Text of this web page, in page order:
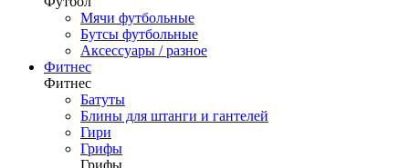
Мячи футбольные
Бутсы футбольные
Аксессуары / разное
Фитнес
Фитнес
Батуты
Блины для штанги и гантелей
Гири
Грифы
Грифы